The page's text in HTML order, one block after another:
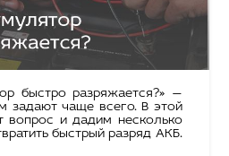
быстро разряжается?» —
задают чаще всего. В этой
вопрос и дадим несколько
быстрый разряд АКБ.